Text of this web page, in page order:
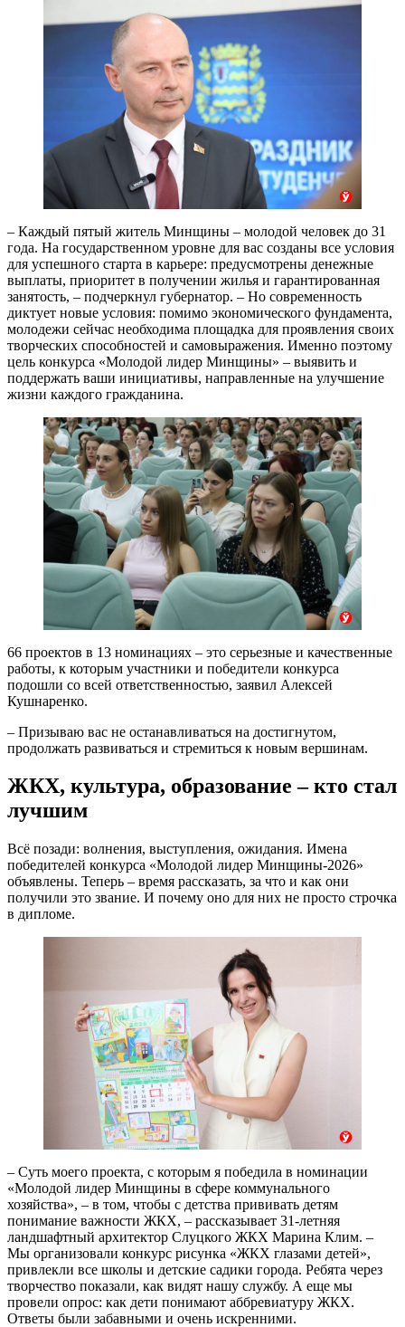
– Каждый пятый житель Минщины – молодой человек до 31
года. На государственном уровне для вас созданы все условия
для успешного старта в карьере: предусмотрены денежные
выплаты, приоритет в получении жилья и гарантированная
занятость, – подчеркнул губернатор. – Но современность
диктует новые условия: помимо экономического фундамента,
молодежи сейчас необходима площадка для проявления своих
творческих способностей и самовыражения. Именно поэтому
цель конкурса «Молодой лидер Минщины» – выявить и
поддержать ваши инициативы, направленные на улучшение
жизни каждого гражданина.
66 проектов в 13 номинациях – это серьезные и качественные
работы, к которым участники и победители конкурса
подошли со всей ответственностью, заявил Алексей
Кушнаренко.
– Призываю вас не останавливаться на достигнутом,
продолжать развиваться и стремиться к новым вершинам.
ЖКХ, культура, образование – кто стал
лучшим
Всё позади: волнения, выступления, ожидания. Имена
победителей конкурса «Молодой лидер Минщины-2026»
объявлены. Теперь – время рассказать, за что и как они
получили это звание. И почему оно для них не просто строчка
в дипломе.
– Суть моего проекта, с которым я победила в номинации
«Молодой лидер Минщины в сфере коммунального
хозяйства», – в том, чтобы с детства прививать детям
понимание важности ЖКХ, – рассказывает 31-летняя
ландшафтный архитектор Слуцкого ЖКХ Марина Клим. –
Мы организовали конкурс рисунка «ЖКХ глазами детей»,
привлекли все школы и детские садики города. Ребята через
творчество показали, как видят нашу службу. А еще мы
провели опрос: как дети понимают аббревиатуру ЖКХ.
Ответы были забавными и очень искренними.